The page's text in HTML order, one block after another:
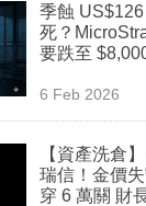
季蝕 US$126
死？
要跌至
6 Feb 2026
【資產洗倉
瑞信！金價
穿 6 萬關 財